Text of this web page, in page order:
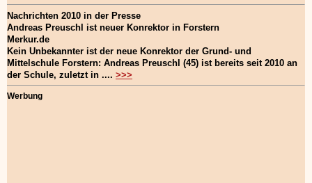
Nachrichten 2010 in der Presse
Andreas Preuschl ist neuer Konrektor in Forstern
Merkur.de
Kein Unbekannter ist der neue Konrektor der Grund- und
Mittelschule Forstern: Andreas Preuschl (45) ist bereits seit 2010 an
der Schule, zuletzt in .... >>>
Werbung